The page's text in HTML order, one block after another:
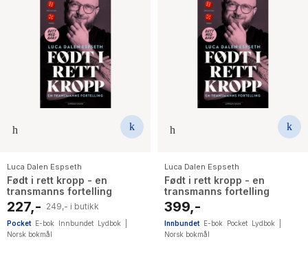
Luca Dalen Espseth
Født i rett kropp - en
transmanns fortelling
227,- 249,- i butikk
Pocket E-bok Innbundet Lydbok
Norsk bokmål
Luca Dalen Espseth
Født i rett kropp - en
transmanns fortelling
399,-
Innbundet E-bok Pocket Lydbok
Norsk bokmål